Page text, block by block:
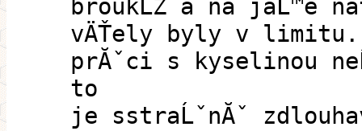
broukĹŻ a na jaĹ™e
vÄŤely byly v
prĂˇci s kyselinou
to
je sstraĹˇnĂˇ